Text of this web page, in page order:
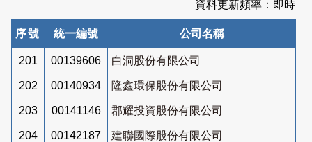
資料更新頻率：即時
序號 統一編號 公司名稱
201 00139606 白洞股份有限公司
202 00140934 隆鑫環保股份有限公司
203 00141146 郡耀投資股份有限公司
204 00142187 建聯國際股份有限公司